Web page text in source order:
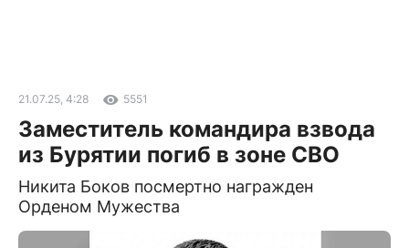
21.07.25, 4:28 5551
Заместитель командира взвода
из Бурятии погиб в зоне СВО
Никита Боков посмертно награжден
Орденом Мужества